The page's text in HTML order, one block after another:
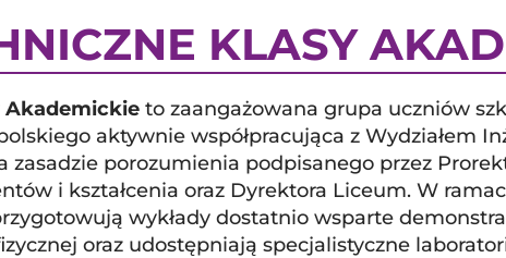
KLASY
Akademickie to zaangażowana grupa uczniów
aktywnie współpracująca z Wydziałem
zasadzie porozumienia podpisanego przez
i kształcenia oraz Dyrektora Liceum. W
wykłady dostatnio wsparte
oraz udostępniają specjalistyczne